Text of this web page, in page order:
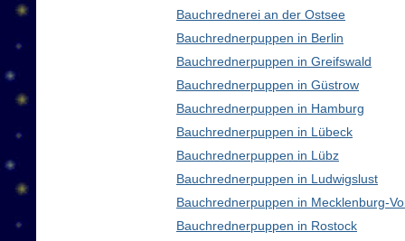
Bauchrednerei an der Ostsee
Bauchrednerpuppen in Berlin
Bauchrednerpuppen in Greifswald
Bauchrednerpuppen in Güstrow
Bauchrednerpuppen in Hamburg
Bauchrednerpuppen in Lübeck
Bauchrednerpuppen in Lübz
Bauchrednerpuppen in Ludwigslust
Bauchrednerpuppen in Mecklenburg-
Bauchrednerpuppen in Rostock